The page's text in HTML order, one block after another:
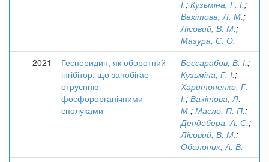
І.; Кузьміна, Г. І.;
Вахітова, Л. М.;
Лісовий, В. М.;
Мазура, С. О.
2021
Гесперидин, як оборотний
інгібітор, що запобігає
отруєнню
фосфорорганічними
сполуками
Бессарабов, В. І.;
Кузьміна, Г. І.;
Харитоненко, Г.
І.; Вахітова, Л.
М.; Масло, П. П.;
Дендебера, А. С.;
Лісовий, В. М.;
Оболоник, А. В.